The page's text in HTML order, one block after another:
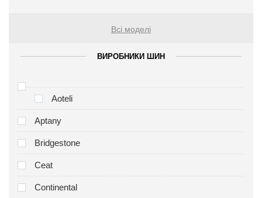
Всі моделі
ВИРОБНИКИ ШИН
Aoteli
Aptany
Bridgestone
Ceat
Continental